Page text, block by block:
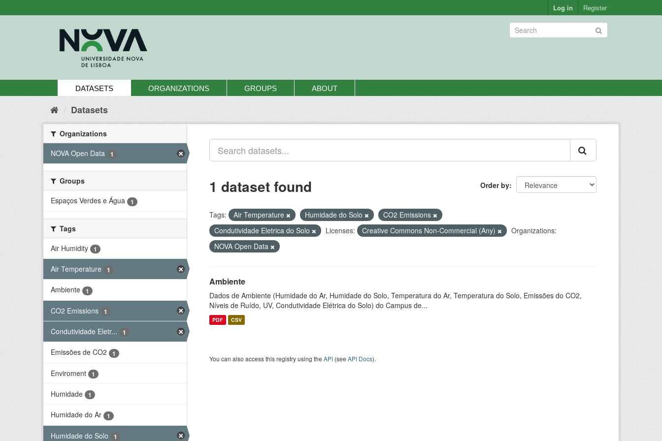
to
Log in Register
DATASETS ORGANIZATIONS GROUPS ABOUT
Datasets
Organizations
NOVA Open Data
1
Groups
Espaços Verdes e Água
1
Tags
Air Humidity
1
Air Temperature 1
Ambiente 1
CO2 Emissions 1
Condutividade Eletr... 1
Emissões de CO2 1
Enviroment 1
Humidade 1
Humidade do Ar 1
Humidade do Solo 1
Order by
1 dataset found
Tags: Air Temperature Humidade do Solo
CO2 Emissions
Condutividade Eletrica do Solo
Licenses: Creative Commons Non-Commercial (Any)
Organizations:
NOVA Open Data
Ambiente
Dados de Ambiente (Humidade do Ar, Humidade do Solo, Temperatura do Ar, Temperatura do Solo, Emissões do CO2,
Níveis de Ruído, UV, Condutividade Elétrica do Solo) do Campus de...
PDF CSV
You can also access this registry using the API (see API Docs).